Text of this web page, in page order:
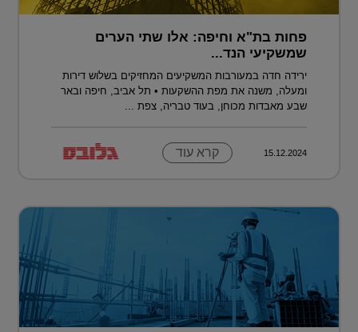
פחות בת"א וחיפה: אלו שתי הערים
שמשקיעי הנד...
ירידה חדה במעורבות המשקיעים המחזיקים בשלוש דירות
ומעלה, משנה את מפת ההשקעות • תל אביב, חיפה ובאר
שבע מאבדות מכוחן, בעוד טבריה, צפת ...
15.12.2024 קרא עוד